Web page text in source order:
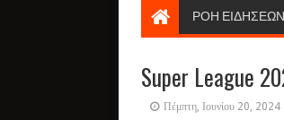
ΡΟΗ ΕΙΔΗΣΕΩΝ
Super League
Πέμπτη, Ιουνίου 20, 2024